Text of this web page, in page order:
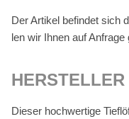
Der Ar­ti­kel be­fin­det sich
len wir Ih­nen auf An­fra­ge
HER­STEL­LER
Die­ser hoch­wer­ti­ge